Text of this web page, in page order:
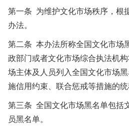
第一条 为维护文化市场秩序，根
办法。
第二条 本办法所称全国文化市场
政部门或者文化市场综合执法机
场主体及人员列入全国文化市场
施信用约束、联合惩戒等措施的统
第三条 全国文化市场黑名单包括
员黑名单。